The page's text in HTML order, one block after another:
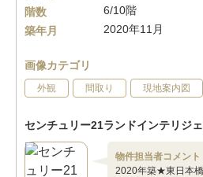
階数
6/10階
築年月
2020年11月
画像カテゴリ
外観 間取り 現地案内図
センチュリー21ランドインテリジ
物件担当者コメント
2020年築★東日本